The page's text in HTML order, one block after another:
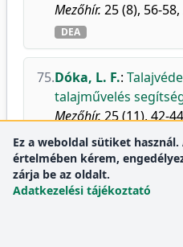
Mezőhír. 25 (8), 56-
DEA
75.Dóka, L. F.:
talajművelés
Mezőhír.25 (11), 42-
DEA
Ez a weboldal sütiket
értelmében kérem,
zárja be az oldalt.
Adatkezelési tájékoztató